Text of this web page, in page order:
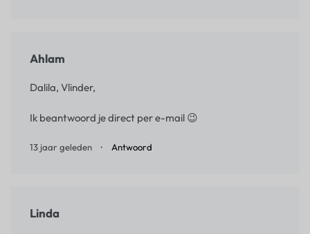
Ahlam
Dalila, Vlinder,
Ik beantwoord je direct per e-mail 😉
13 jaar geleden Antwoord
Linda